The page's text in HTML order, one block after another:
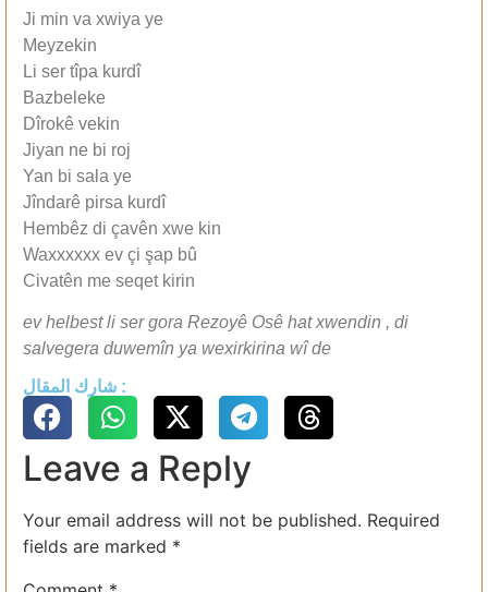
Ji min va xwiya ye
Meyzekin
Li ser tîpa kurdî
Bazbeleke
Dîrokê vekin
Jiyan ne bi roj
Yan bi sala ye
Jîndarê pirsa kurdî
Hembêz di çavên xwe kin
Waxxxxxx ev çi şap bû
Civatên me seqet kirin
ev helbest li ser gora Rezoyê Osê hat xwendin , di
salvegera duwemîn ya wexirkirina wî de
شارك المقال :
Leave a Reply
Your email address will not be published. Required
fields are marked *